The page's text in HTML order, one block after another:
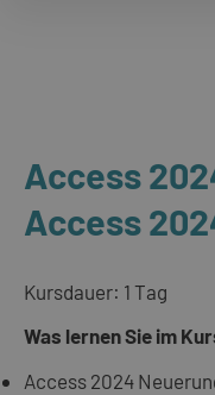
Access
Access
Kursdauer: 1 Tag
Was lernen Sie im
Access 2024